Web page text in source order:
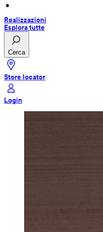
•
Realizzazioni
Esplora tutte
Cerca
Store locator
Login